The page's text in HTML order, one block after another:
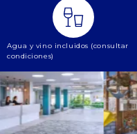
Agua y vino incluidos (consultar
condiciones)